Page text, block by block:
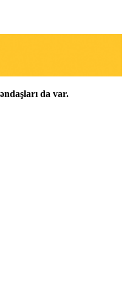
da var.